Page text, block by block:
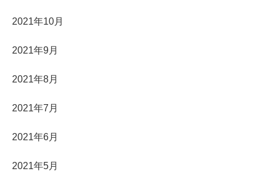
2021年10月
2021年9月
2021年8月
2021年7月
2021年6月
2021年5月